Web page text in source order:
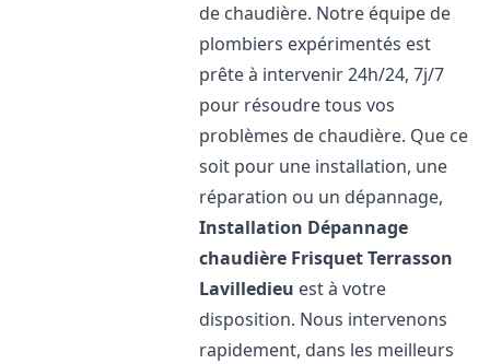
de chaudière. Notre équipe de
plombiers expérimentés est
prête à intervenir 24h/24, 7j/7
pour résoudre tous vos
problèmes de chaudière. Que ce
soit pour une installation, une
réparation ou un dépannage,
Installation Dépannage
chaudière FrisquetTerrasson
Lavilledieu est à votre
disposition. Nous intervenons
rapidement, dans les meilleurs